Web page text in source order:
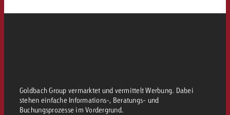
Goldbach Group vermarktet und vermittelt Werbung. Dabei
stehen einfache Informations-, Beratungs- und
Buchungsprozesse im Vordergrund.